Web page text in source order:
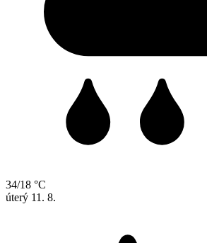
34/18 °C
úterý 11. 8.